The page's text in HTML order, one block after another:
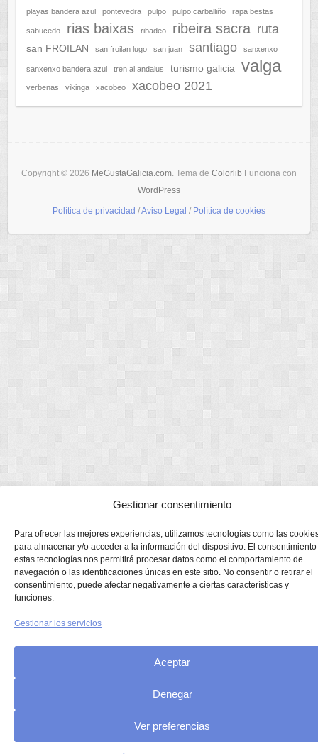
Gestionar consentimiento
Para ofrecer las mejores experiencias, utilizamos tecnologías como las
para almacenar y/o acceder a la información del dispositivo. El
estas tecnologías nos permitirá procesar datos como el comportamiento de
navegación o las identificaciones únicas en este sitio. No consentir o retirar el
consentimiento, puede afectar negativamente a ciertas características y
funciones.
Gestionar los servicios
Aceptar
Denegar
Ver preferencias
playas bandera azul pontevedra pulpo pulpo carballiño rapa bestas
sabucedo rias baixas ribadeo ribeira sacra ruta
san FROILAN san froilan lugo san juan santiago sanxenxo
sanxenxo bandera azul tren al andalus turismo galicia valga
verbenas vikinga xacobeo xacobeo 2021
Copyright © 2026 MeGustaGalicia.com. Tema de Colorlib Funciona con
WordPress
Política de privacidad /Aviso Legal / Política de cookies